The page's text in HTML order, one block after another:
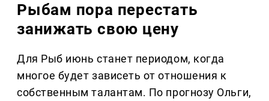
Рыбам пора перестать
занижать свою цену
Для Рыб июнь станет периодом, когда
многое будет зависеть от отношения к
собственным талантам. По прогнозу Ольги,